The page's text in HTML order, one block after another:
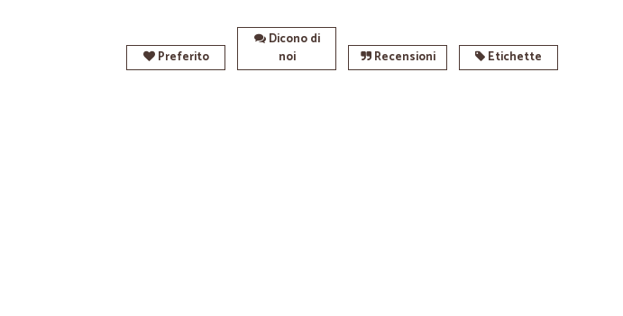
Preferito
Dicono di
noi
Recensioni Etichette